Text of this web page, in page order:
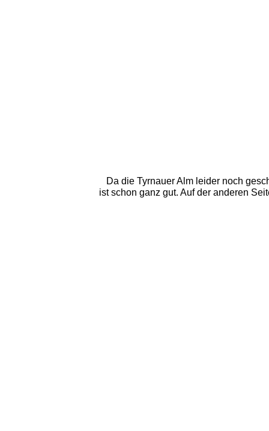
Da die Tyrnauer Alm leider noch
ist schon ganz gut. Auf der anderen